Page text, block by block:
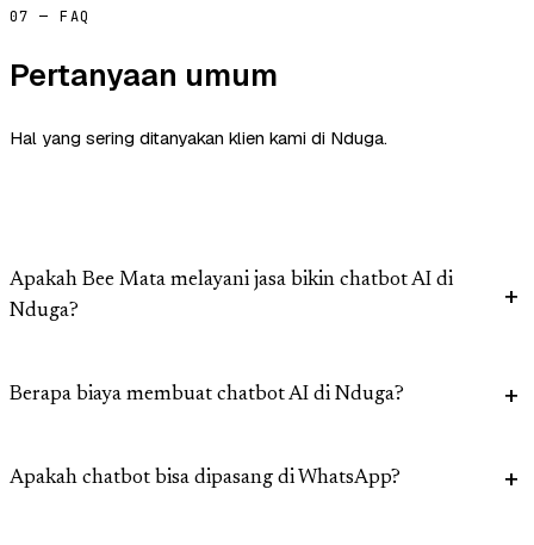
07 — FAQ
Pertanyaan umum
Hal yang sering ditanyakan klien kami di Nduga.
Apakah Bee Mata melayani jasa bikin chatbot AI di
Nduga?
Berapa biaya membuat chatbot AI di Nduga?
Apakah chatbot bisa dipasang di WhatsApp?